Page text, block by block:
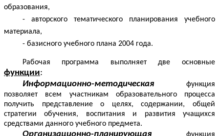
образования,
- авторского тематического планирования учебного
материала,
- базисного учебного плана 2004 года.
Рабочая программа выполняет две основные
функции:
Информационно-методическаяфункция
позволяет всем участникам образовательного процесса
получить представление о целях, содержании, общей
стратегии обучения, воспитания и развития учащихся
средствами данного учебного предмета.